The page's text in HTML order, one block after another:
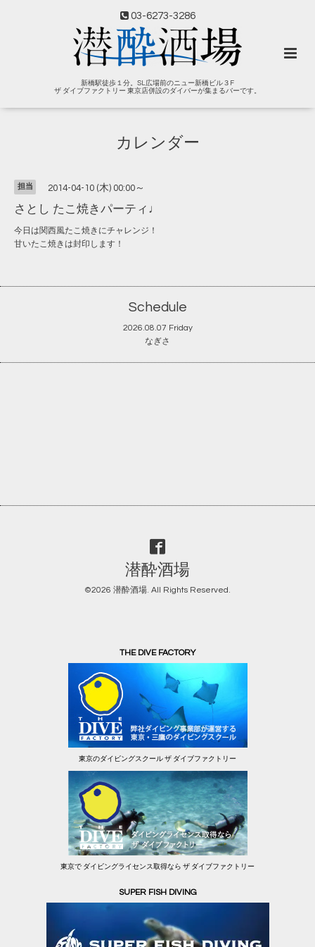
03-6273-3286
新橋駅徒歩１分。SL広場前のニュー新橋ビル３F
ザ ダイブファクトリー 東京店併設のダイバーが集まるバーです。
カレンダー
担当 2014-04-10 (木) 00:00～
さとし たこ焼きパーティ♩
今日は関西風たこ焼きにチャレンジ！
甘いたこ焼きは封印します！
Schedule
2026.08.07 Friday
なぎさ
潜酔酒場
©2026 潜酔酒場. All Rights Reserved.
THE DIVE FACTORY
東京のダイビングスクール ザ ダイブファクトリー
東京で ダイビングライセンス取得なら ザ ダイブファクトリー
SUPER FISH DIVING